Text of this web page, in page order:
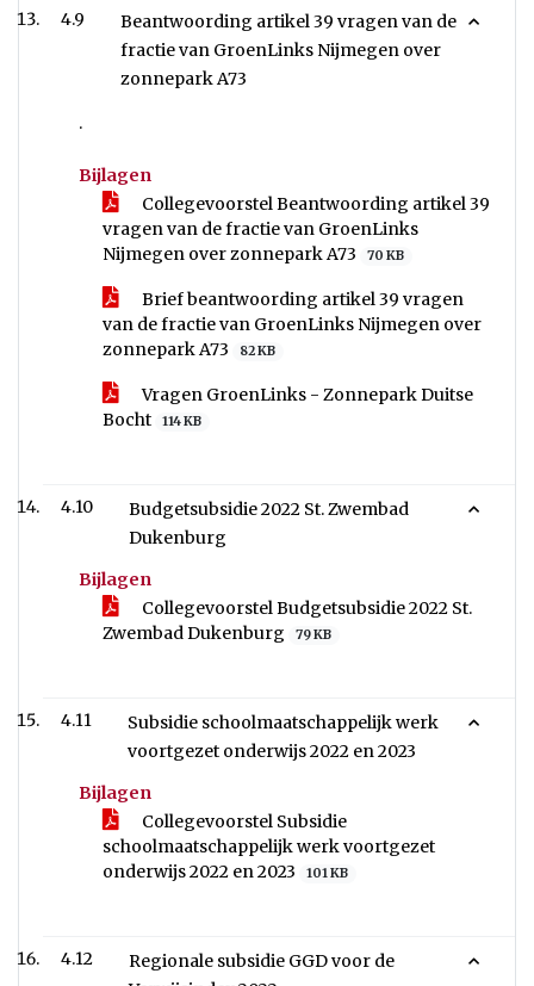
4.9
Beantwoording artikel 39 vragen van de
fractie van GroenLinks Nijmegen over
zonnepark A73
.
Bijlagen
Collegevoorstel Beantwoording artikel 39
vragen van de fractie van GroenLinks
Nijmegen over zonnepark A73
70 KB
Brief beantwoording artikel 39 vragen
van de fractie van GroenLinks Nijmegen over
zonnepark A73
82 KB
Vragen GroenLinks - Zonnepark Duitse
Bocht
114 KB
4.10
Budgetsubsidie 2022 St. Zwembad
Dukenburg
Bijlagen
Collegevoorstel Budgetsubsidie 2022 St.
Zwembad Dukenburg
79 KB
4.11
Subsidie schoolmaatschappelijk werk
voortgezet onderwijs 2022 en 2023
Bijlagen
Collegevoorstel Subsidie
schoolmaatschappelijk werk voortgezet
onderwijs 2022 en 2023
101 KB
4.12
Regionale subsidie GGD voor de